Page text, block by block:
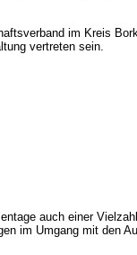
im Kreis
vertreten sein.
auch einer
im Umgang mit den